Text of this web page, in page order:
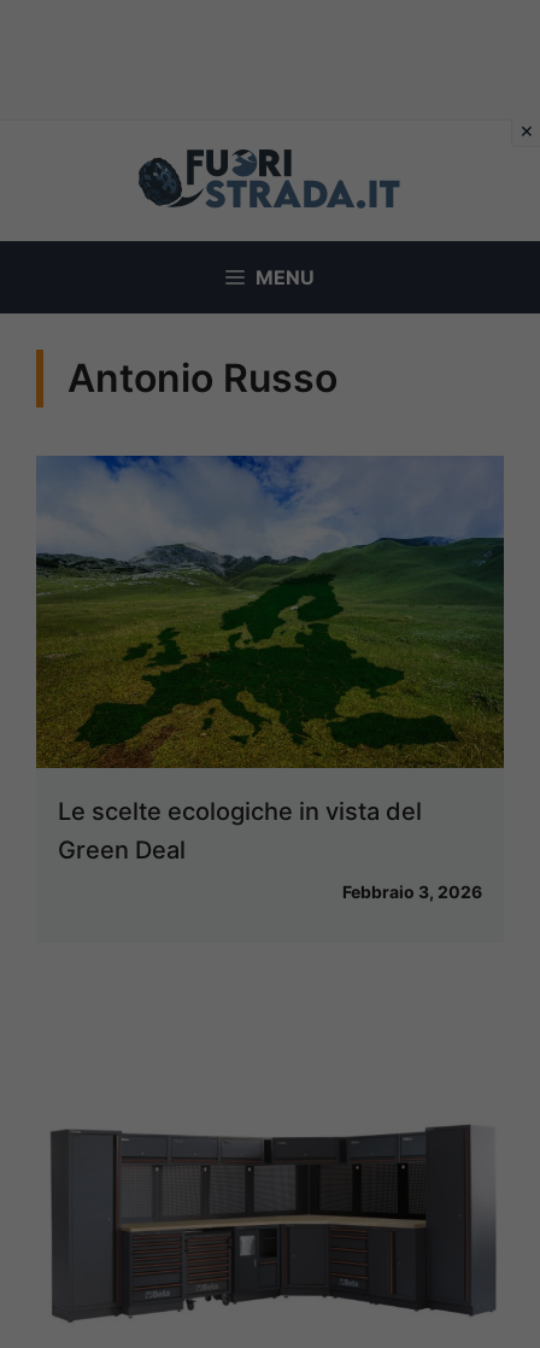
MENU
Antonio Russo
Le scelte ecologiche in vista del
Green Deal
Febbraio 3, 2026